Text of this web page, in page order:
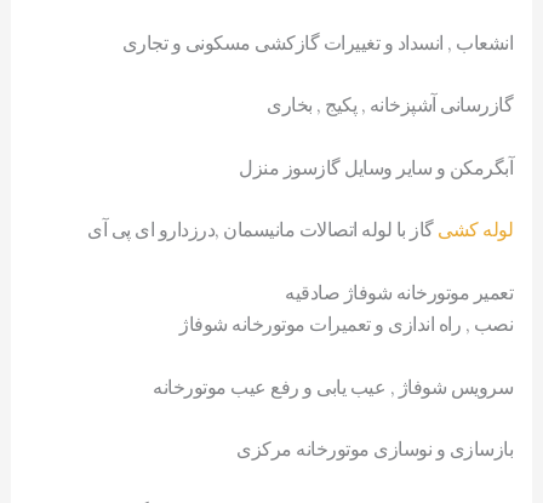
انشعاب , انسداد و تغییرات گازکشی مسکونی و تجاری
گازرسانی آشپزخانه , پکیج , بخاری
آبگرمکن و سایر وسایل گازسوز منزل
لوله کشی گاز با لوله اتصالات مانیسمان ,درزدارو ای پی آی
تعمیر موتورخانه شوفاژ صادقیه
نصب , راه اندازی و تعمیرات موتورخانه شوفاژ
سرویس شوفاژ , عیب یابی و رفع عیب موتورخانه
بازسازی و نوسازی موتورخانه مرکزی